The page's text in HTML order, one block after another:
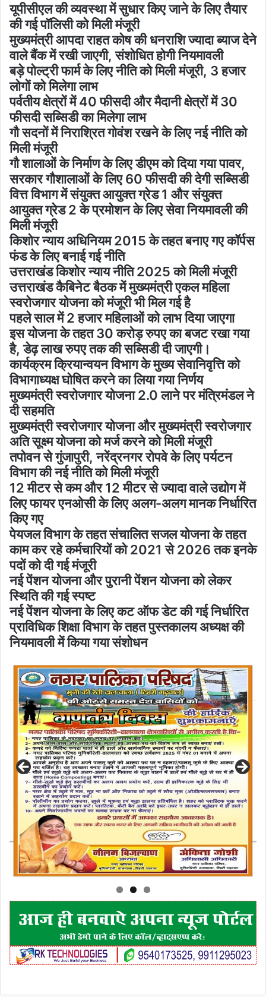
यूपीसीएल की व्यवस्था में सुधार किए जाने के लिए तैयार
की गई पॉलिसी को मिली मंजूरी
मुख्यमंत्री आपदा राहत कोष की धनराशि ज्यादा ब्याज देने
वाले बैंक में रखी जाएगी, संशोधित होगी नियमावली
बड़े पोल्ट्री फार्म के लिए नीति को मिली मंजूरी, 3 हजार
लोगों को मिलेगा लाभ
पर्वतीय क्षेत्रों में 40 फीसदी और मैदानी क्षेत्रों में 30
फीसदी सब्सिडी का मिलेगा लाभ
गौ सदनों में निराश्रित गोवंश रखने के लिए नई नीति को
मिली मंजूरी
गौ शालाओं के निर्माण के लिए डीएम को दिया गया पावर,
सरकार गौशालाओं के लिए 60 फीसदी की देगी सब्सिडी
वित्त विभाग में संयुक्त आयुक्त ग्रेड 1 और संयुक्त
आयुक्त ग्रेड 2 के प्रमोशन के लिए सेवा नियमावली की
मिली मंजूरी
किशोर न्याय अधिनियम 2015 के तहत बनाए गए कॉर्पस
फंड के लिए बनाई गई नीति
उत्तराखंड किशोर न्याय नीति 2025 को मिली मंजूरी
उत्तराखंड कैबिनेट बैठक में मुख्यमंत्री एकल महिला
स्वरोजगार योजना को मंजूरी भी मिल गई है
पहले साल में 2 हजार महिलाओं को लाभ दिया जाएगा
इस योजना के तहत 30 करोड़ रुपए का बजट रखा गया
है, डेढ़ लाख रुपए तक की सब्सिडी दी जाएगी।
कार्यक्रम क्रियान्वयन विभाग के मुख्य सेवानिवृत्ति को
विभागाध्यक्ष घोषित करने का लिया गया निर्णय
मुख्यमंत्री स्वरोजगार योजना 2.0 लाने पर मंत्रिमंडल ने
दी सहमति
मुख्यमंत्री स्वरोजगार योजना और मुख्यमंत्री स्वरोजगार
अति सूक्ष्म योजना को मर्ज करने को मिली मंजूरी
तपोवन से गुंजापुरी, नरेंद्रनगर रोपवे के लिए पर्यटन
विभाग की नई नीति को मिली मंजूरी
12 मीटर से कम और 12 मीटर से ज्यादा वाले उद्योग में
लिए फायर एनओसी के लिए अलग-अलग मानक निर्धारित
किए गए
पेयजल विभाग के तहत संचालित सजल योजना के तहत
काम कर रहे कर्मचारियों को 2021 से 2026 तक इनके
पदों को दी गई मंजूरी
नई पेंशन योजना और पुरानी पेंशन योजना को लेकर
स्थिति की गई स्पष्ट
नई पेंशन योजना के लिए कट ऑफ डेट की गई निर्धारित
प्राविधिक शिक्षा विभाग के तहत पुस्तकालय अध्यक्ष की
नियमावली में किया गया संशोधन